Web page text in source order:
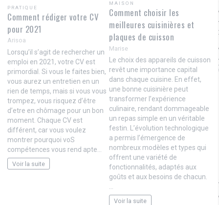
PRATIQUE
Comment rédiger votre CV
pour 2021
Arisoa
Lorsqu’il s’agit de rechercher un
emploi en 2021, votre CV est
primordial. Si vous le faites bien,
vous aurez un entretien en un
rien de temps, mais si vous vous
trompez, vous risquez d’être
d’etre en chômage pour un bon
moment. Chaque CV est
différent, car vous voulez
montrer pourquoi voS
compétences vous rend apte…
Voir la suite
MAISON
Comment choisir les
meilleures cuisinières et
plaques de cuisson
Marise
Le choix des appareils de cuisson
revêt une importance capital
dans chaque cuisine. En effet,
une bonne cuisinière peut
transformer l’expérience
culinaire, rendant dommageable
un repas simple en un véritable
festin. L’évolution technologique
a permis l’émergence de
nombreux modèles et types qui
offrent une variété de
fonctionnalités, adaptés aux
goûts et aux besoins de chacun.
…
Voir la suite